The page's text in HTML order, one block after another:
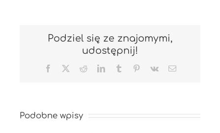
Podziel się ze znajomymi,
udostępnij!
Facebook RedditLinkedInTumblr Pinterest
Vk Email
Podobne wpisy